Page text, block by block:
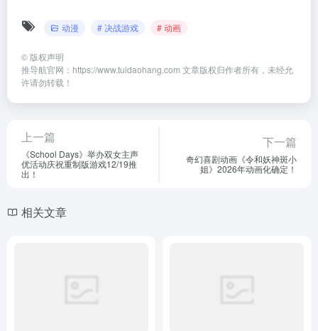
动漫 # 决战游戏 # 动画
© 版权声明
推导航官网：https://www.tuidaohang.com 文章版权归作者所有，未经允
许请勿转载！
上一篇
《School Days》举办双女主声
优活动庆祝重制版游戏12/19推
出！
下一篇
奇幻喜剧动画《令和妖神斑小
姐》2026年动画化确定！
相关文章